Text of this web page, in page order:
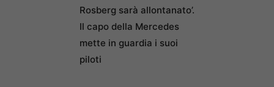
Rosberg sarà allontanato’.
Il capo della Mercedes
mette in guardia i suoi
piloti